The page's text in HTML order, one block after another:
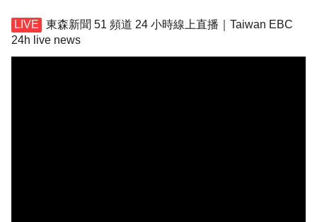
東森新聞 51 頻道 24 小時線上直播｜Taiwan EBC
24h live news